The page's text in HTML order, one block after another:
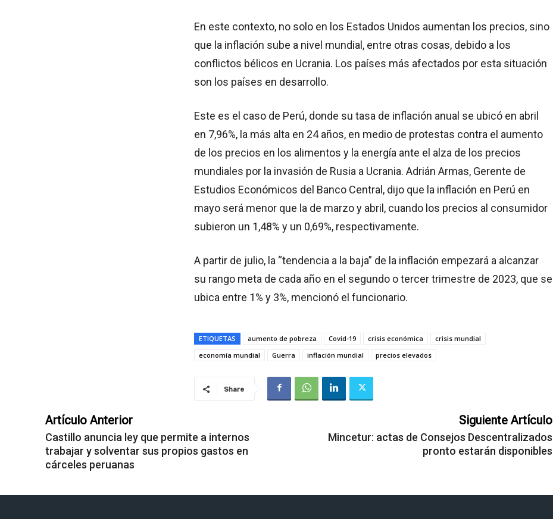
En este contexto, no solo en los Estados Unidos aumentan los precios, sino
que la inflación sube a nivel mundial, entre otras cosas, debido a los
conflictos bélicos en Ucrania. Los países más afectados por esta situación
son los países en desarrollo.
Este es el caso de Perú, donde su tasa de inflación anual se ubicó en abril
en 7,96%, la más alta en 24 años, en medio de protestas contra el aumento
de los precios en los alimentos y la energía ante el alza de los precios
mundiales por la invasión de Rusia a Ucrania. Adrián Armas, Gerente de
Estudios Económicos del Banco Central, dijo que la inflación en Perú en
mayo será menor que la de marzo y abril, cuando los precios al consumidor
subieron un 1,48% y un 0,69%, respectivamente.
A partir de julio, la “tendencia a la baja” de la inflación empezará a alcanzar
su rango meta de cada año en el segundo o tercer trimestre de 2023, que se
ubica entre 1% y 3%, mencionó el funcionario.
ETIQUETAS aumento de pobreza Covid-19 crisis económica
crisis mundial
economía mundial
Guerra inflación mundial precios elevados
Share
Artículo Anterior
Castillo anuncia ley que permite a internos
trabajar y solventar sus propios gastos en
cárceles peruanas
Siguiente Artículo
Mincetur: actas de Consejos Descentralizados
pronto estarán disponibles